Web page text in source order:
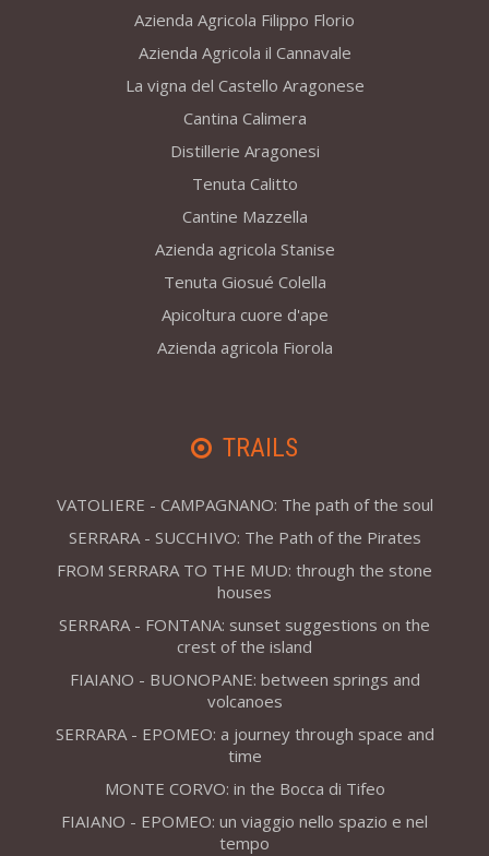
Azienda Agricola Filippo Florio
Azienda Agricola il Cannavale
La vigna del Castello Aragonese
Cantina Calimera
Distillerie Aragonesi
Tenuta Calitto
Cantine Mazzella
Azienda agricola Stanise
Tenuta Giosué Colella
Apicoltura cuore d'ape
Azienda agricola Fiorola
TRAILS
VATOLIERE - CAMPAGNANO: The path of the soul
SERRARA - SUCCHIVO: The Path of the Pirates
FROM SERRARA TO THE MUD: through the stone
houses
SERRARA - FONTANA: sunset suggestions on the
crest of the island
FIAIANO - BUONOPANE: between springs and
volcanoes
SERRARA - EPOMEO: a journey through space and
time
MONTE CORVO: in the Bocca di Tifeo
FIAIANO - EPOMEO: un viaggio nello spazio e nel
tempo